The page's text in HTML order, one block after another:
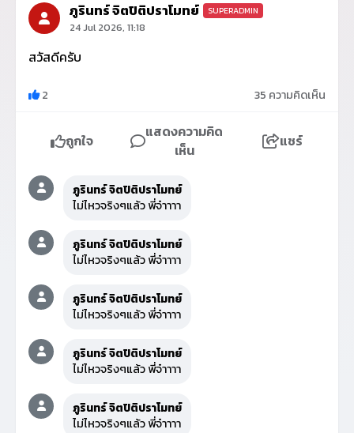
ภูรินทร์ จิตปิติปราโมทย์ SUPERADMIN
24 Jul 2026, 11:18
สวัสดีครับ
2 35 ความคิดเห็น
ถูกใจ
แสดงความคิด
เห็น
แชร์
ภูรินทร์ จิตปิติปราโมทย์
ไม่ไหวจริงๆแล้ว พี่จ๋าาาา
ภูรินทร์ จิตปิติปราโมทย์
ไม่ไหวจริงๆแล้ว พี่จ๋าาาา
ภูรินทร์ จิตปิติปราโมทย์
ไม่ไหวจริงๆแล้ว พี่จ๋าาาา
ภูรินทร์ จิตปิติปราโมทย์
ไม่ไหวจริงๆแล้ว พี่จ๋าาาา
ภูรินทร์ จิตปิติปราโมทย์
ไม่ไหวจริงๆแล้ว พี่จ๋าาาา